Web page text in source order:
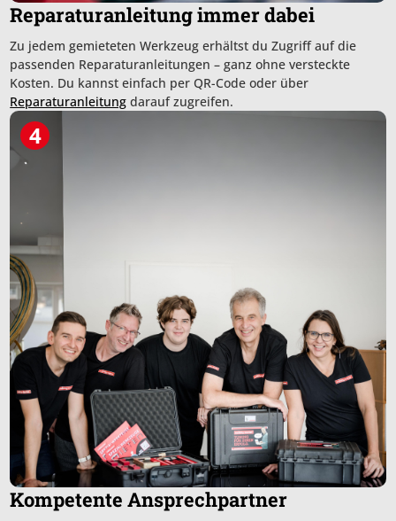
Reparaturanleitung immer dabei
Zu jedem gemieteten Werkzeug erhältst du Zugriff auf die
passenden Reparatur­anleitungen – ganz ohne versteckte
Kosten. Du kannst einfach per QR-Code oder über
Reparaturanleitung darauf zugreifen.
4
Kompetente Ansprechpartner